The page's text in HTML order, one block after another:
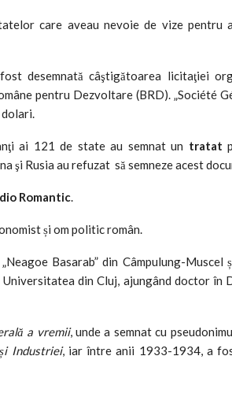
care aveau nevoie de vize pentru
desemnată câştigătoarea licitaţiei
pentru Dezvoltare (BRD). „Société
dolari.
ai 121 de state au semnat un tratat
şi Rusia au refuzat să semneze acest
Romantic.
și om politic român.
Basarab” din Câmpulung-Muscel
din Cluj, ajungând doctor în
a vremii, unde a semnat cu
Industriei, iar între anii 1933-1934, a